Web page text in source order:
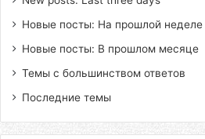
Новые посты: На прошлой неделе
Новые посты: В прошлом месяце
Темы с большинством ответов
Последние темы